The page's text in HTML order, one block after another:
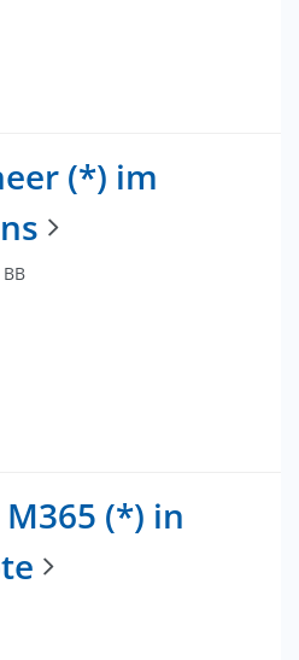
(*) im
(*) in